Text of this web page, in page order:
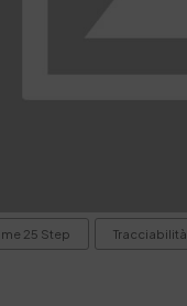
25 Step Tracciabilità